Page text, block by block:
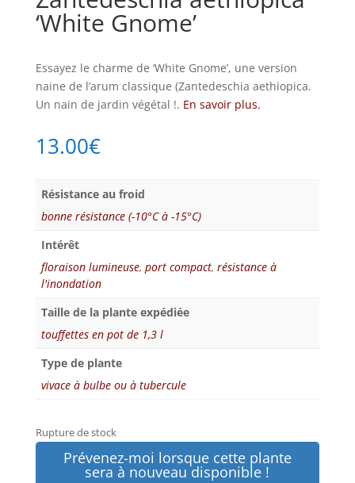
‘White Gnome’
Essayez le charme de ‘White Gnome’, une version
naine de l’arum classique (Zantedeschia aethiopica.
Un nain de jardin végétal !. En savoir plus.
13.00€
Résistance au froid
bonne résistance (-10°C à -15°C)
Intérêt
floraison lumineuse, port compact, résistance à
l'inondation
Taille de la plante expédiée
touffettes en pot de 1,3 l
Type de plante
vivace à bulbe ou à tubercule
Rupture de stock
Prévenez-moi lorsque cette plante
sera à nouveau disponible !